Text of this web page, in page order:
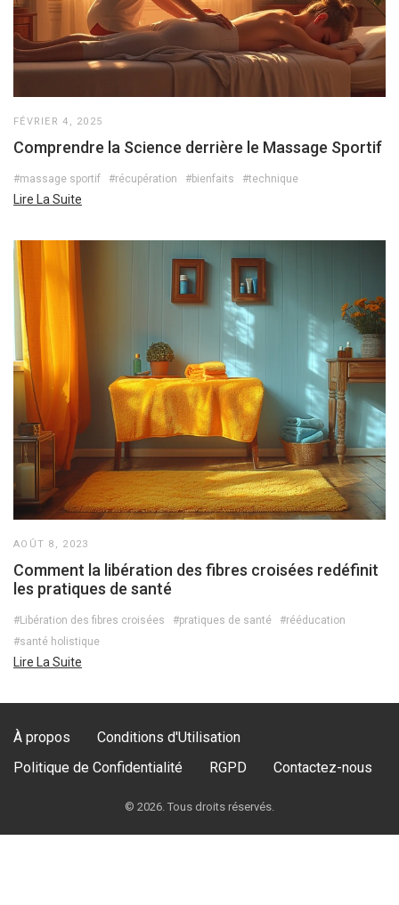
FÉVRIER 4, 2025
Comprendre la Science derrière le Massage Sportif
#massage sportif #récupération #bienfaits #technique
Lire La Suite
AOÛT 8, 2023
Comment la libération des fibres croisées redéfinit
les pratiques de santé
#Libération des fibres croisées #pratiques de santé
#rééducation
#santé holistique
Lire La Suite
À propos
Conditions d'Utilisation
Politique de Confidentialité
RGPD Contactez-nous
© 2026. Tous droits réservés.